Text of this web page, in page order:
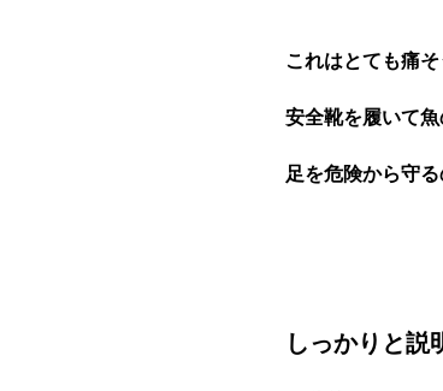
これはとても痛そ
安全靴を履いて
足を危険から守
しっかりと説